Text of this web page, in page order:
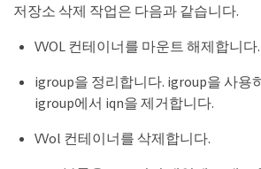
저장소 삭제 작업은 다음과 같습니다.
VVOL 컨테이너를 마운트 해제합니다.
igroup을 정리합니다. igroup을 사용
igroup에서 iqn을 제거합니다.
VVol 컨테이너를 삭제합니다.